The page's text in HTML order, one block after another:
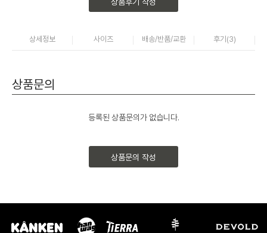
상세정보 사이즈 배송/반품/교환 후기(3)
상품문의
등록된 상품문의가 없습니다.
상품문의 작성